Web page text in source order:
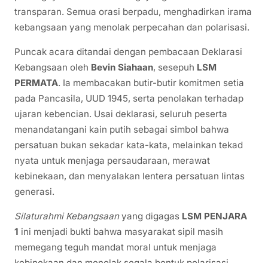
transparan. Semua orasi berpadu, menghadirkan irama
kebangsaan yang menolak perpecahan dan polarisasi.
Puncak acara ditandai dengan pembacaan Deklarasi
Kebangsaan oleh Bevin Siahaan, sesepuh LSM
PERMATA. Ia membacakan butir-butir komitmen setia
pada Pancasila, UUD 1945, serta penolakan terhadap
ujaran kebencian. Usai deklarasi, seluruh peserta
menandatangani kain putih sebagai simbol bahwa
persatuan bukan sekadar kata-kata, melainkan tekad
nyata untuk menjaga persaudaraan, merawat
kebinekaan, dan menyalakan lentera persatuan lintas
generasi.
Silaturahmi Kebangsaanyang digagas LSM PENJARA
1 ini menjadi bukti bahwa masyarakat sipil masih
memegang teguh mandat moral untuk menjaga